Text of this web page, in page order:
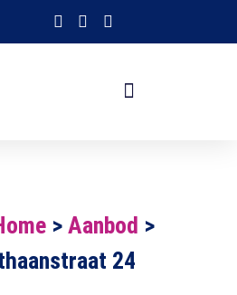
> Aanbod >
24